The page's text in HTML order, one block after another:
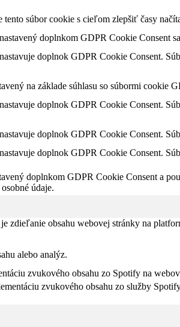
tento súbor cookie s cieľom zlepšiť časy
doplnkom GDPR Cookie Consent
doplnok GDPR Cookie Consent.
na základe súhlasu so súbormi cookie
doplnok GDPR Cookie Consent.
doplnok GDPR Cookie Consent.
doplnok GDPR Cookie Consent.
doplnkom GDPR Cookie Consent a
údaje.
zdieľanie obsahu webovej stránky na
alebo analýz.
zvukového obsahu zo Spotify na
zvukového obsahu zo služby